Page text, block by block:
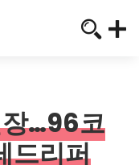
…96코
드리퍼